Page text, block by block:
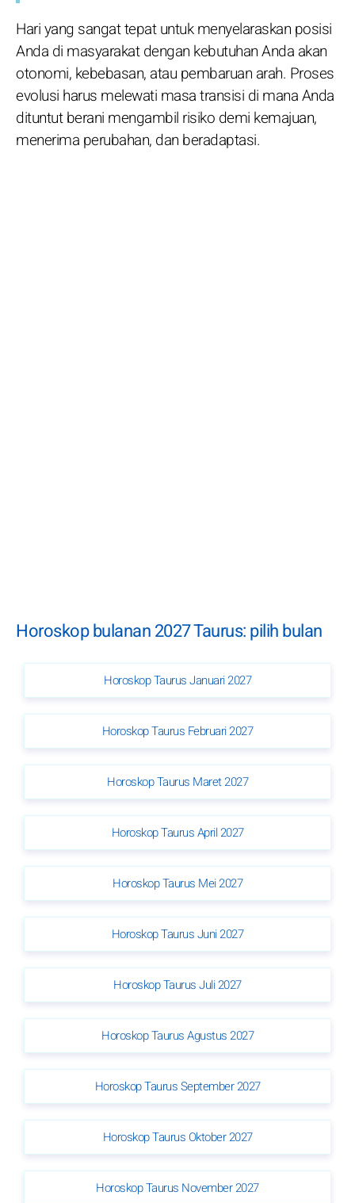
Hari yang sangat tepat untuk menyelaraskan posisi
Anda di masyarakat dengan kebutuhan Anda akan
otonomi, kebebasan, atau pembaruan arah. Proses
evolusi harus melewati masa transisi di mana Anda
dituntut berani mengambil risiko demi kemajuan,
menerima perubahan, dan beradaptasi.
Horoskop bulanan 2027 Taurus: pilih bulan
Horoskop Taurus Januari 2027
Horoskop Taurus Februari 2027
Horoskop Taurus Maret 2027
Horoskop Taurus April 2027
Horoskop Taurus Mei 2027
Horoskop Taurus Juni 2027
Horoskop Taurus Juli 2027
Horoskop Taurus Agustus 2027
Horoskop Taurus September 2027
Horoskop Taurus Oktober 2027
Horoskop Taurus November 2027